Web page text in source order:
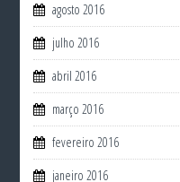
agosto 2016
julho 2016
abril 2016
março 2016
fevereiro 2016
janeiro 2016